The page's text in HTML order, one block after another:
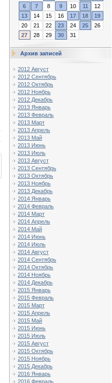
6
7 8 9 10 11
12
13
14 15 16 17 18
19
20
21 22 23 24 25
26
27
28 29 30 31
Архив записей
2012 Август
2012 Сентябрь
2012 Октябрь
2012 Ноябрь
2012 Декабрь
2013 Январь
2013 Февраль
2013 Март
2013 Апрель
2013 Май
2013 Июнь
2013 Июль
2013 Август
2013 Сентябрь
2013 Октябрь
2013 Ноябрь
2013 Декабрь
2014 Январь
2014 Февраль
2014 Март
2014 Апрель
2014 Май
2014 Июнь
2014 Июль
2014 Август
2014 Сентябрь
2014 Октябрь
2014 Ноябрь
2014 Декабрь
2015 Январь
2015 Февраль
2015 Март
2015 Апрель
2015 Май
2015 Июнь
2015 Июль
2015 Август
2015 Октябрь
2015 Ноябрь
2015 Декабрь
2016 Январь
2016 Февраль